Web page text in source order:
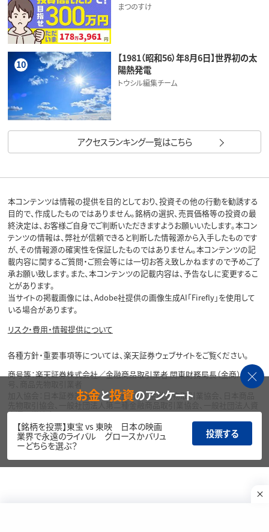
まつのすけ
10
【1981（昭和56）年8月6日】世界初の太
陽熱発電
トウシル編集チーム
アクセスランキング一覧はこちら
本コンテンツは情報の提供を目的としており、投資その他の行動を勧誘する
目的で、作成したものではありません。銘柄の選択、売買価格等の投資の最
終決定は、お客様ご自身でご判断いただきますようお願いいたします。本コン
テンツの情報は、弊社が信頼できると判断した情報源から入手したものです
が、その情報源の確実性を保証したものではありません。本コンテンツの記
載内容に関するご質問・ご照会等には一切お答え致しかねますので予めご了
承お願い致します。また、本コンテンツの記載内容は、予告なしに変更するこ
とがあります。
当サイトの掲載画像には、Adobe社提供の画像生成AI「Firefly」を使用して
いる場合があります。
リスク・費用・情報提供について
各種方針・重要事項等については、楽天証券ウェブサイトをご覧ください。
商号等：楽天証券株式会社／金融商品取引業者 関東財務局長（金商）第195
加入協会：日本証券業協会、一般社団法人金融先物取引業協会、日本商品
先物取引協会、一般社団法人第二種金融商品取引業協会、一般社団法人資
産運用業協会
Copyright©
1999-2026 Rakuten Securities, Inc. All
お金と投資のアンケート
【銘柄を投票】東宝 vs 東映 日本の映画
業界で永遠のライバル グロースかバリュ
ーどちらを選ぶ？
投票する